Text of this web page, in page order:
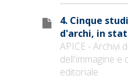
4. Cinque
d'archi, in
APICE - Archivi
dell'immagine e
editoriale